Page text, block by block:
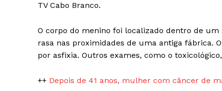
TV Cabo Branco.
O corpo do menino foi localizado dentro de
rasa nas proximidades de uma antiga fábrica.
por asfixia. Outros exames, como o
++ Depois de 41 anos, mulher com câncer de